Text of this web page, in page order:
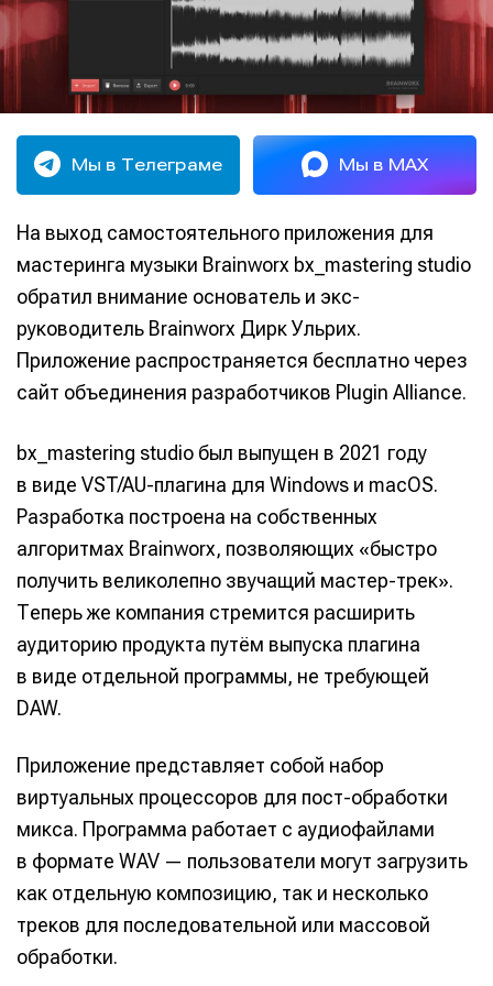
Мы в Телеграме Мы в MAX
На выход самостоятельного приложения для
мастеринга музыки Brainworx bx_mastering studio
обратил внимание основатель и экс-
руководитель Brainworx Дирк Ульрих.
Приложение распространяется бесплатно через
сайт объединения разработчиков Plugin Alliance.
bx_mastering studio был выпущен в 2021 году
в виде VST/AU-плагина для Windows и macOS.
Разработка построена на собственных
алгоритмах Brainworx, позволяющих «быстро
получить великолепно звучащий мастер-трек».
Теперь же компания стремится расширить
аудиторию продукта путём выпуска плагина
в виде отдельной программы, не требующей
DAW.
Приложение представляет собой набор
виртуальных процессоров для пост-обработки
микса. Программа работает с аудиофайлами
в формате WAV — пользователи могут загрузить
как отдельную композицию, так и несколько
треков для последовательной или массовой
обработки.